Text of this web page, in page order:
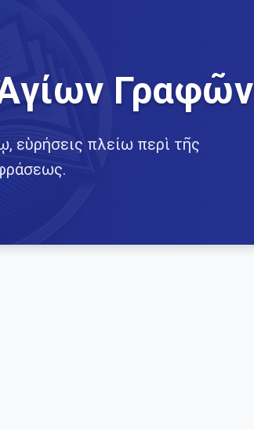
Γραφῶν
εὑρήσεις πλείω περὶ τῆς